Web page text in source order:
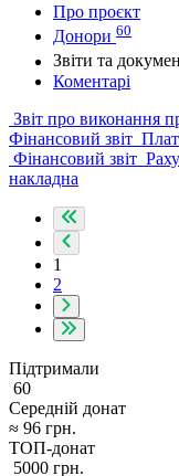
Про проєкт
Донори 60
Звіти та
Коментарі
Звіт про виконання
Фінансовий звіт
Фінансовий звіт
накладна
1
2
Підтримали
60
Середній донат
≈ 96 грн.
ТОП-донат
5000 грн.